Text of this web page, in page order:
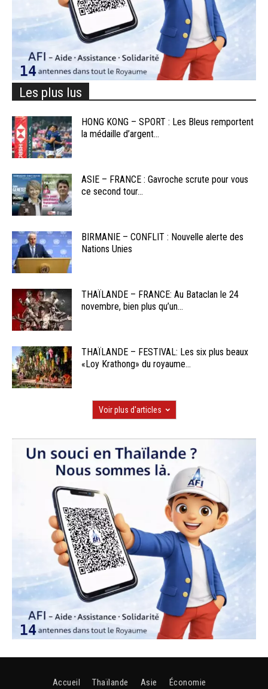
Les plus lus
HONG KONG – SPORT : Les Bleus remportent
la médaille d’argent...
ASIE – FRANCE : Gavroche scrute pour vous
ce second tour...
BIRMANIE – CONFLIT : Nouvelle alerte des
Nations Unies
THAÏLANDE – FRANCE: Au Bataclan le 24
novembre, bien plus qu’un...
THAÏLANDE – FESTIVAL: Les six plus beaux
«Loy Krathong» du royaume...
Voir plus d'articles
Accueil Thaïlande Asie
Économie